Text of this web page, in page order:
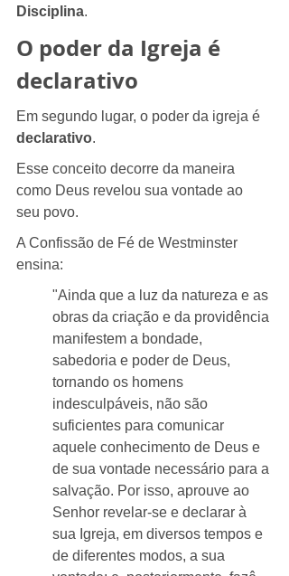
Disciplina.
O poder da Igreja é
declarativo
Em segundo lugar, o poder da igreja é
declarativo.
Esse conceito decorre da maneira
como Deus revelou sua vontade ao
seu povo.
A Confissão de Fé de Westminster
ensina:
"Ainda que a luz da natureza e as
obras da criação e da providência
manifestem a bondade,
sabedoria e poder de Deus,
tornando os homens
indesculpáveis, não são
suficientes para comunicar
aquele conhecimento de Deus e
de sua vontade necessário para a
salvação. Por isso, aprouve ao
Senhor revelar-se e declarar à
sua Igreja, em diversos tempos e
de diferentes modos, a sua